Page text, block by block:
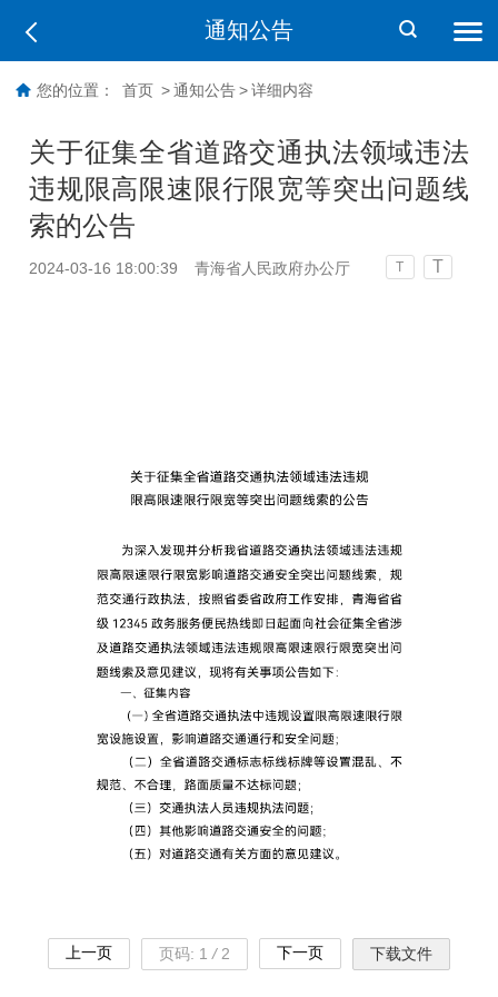
通知公告
您的位置： 首页 > 通知公告 > 详细内容
关于征集全省道路交通执法领域违法
违规限高限速限行限宽等突出问题线
索的公告
2024-03-16 18:00:39 青海省人民政府办公厅 T T
上一页 页码: 1 / 2 下一页 下载文件